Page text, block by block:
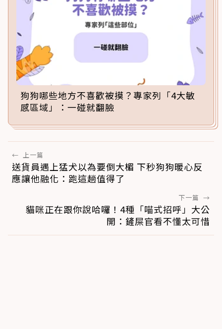
狗狗哪些地方不喜歡被摸？專家列「4大敏
感區域」：一碰就翻臉
← 上一篇
送貨員遇上猛犬以為要倒大楣 下秒狗狗暖心反
應讓他融化：跑這趟值得了
下一篇 →
貓咪正在跟你說哈囉！4種「喵式招呼」大公
開：鏟屎官看不懂太可惜